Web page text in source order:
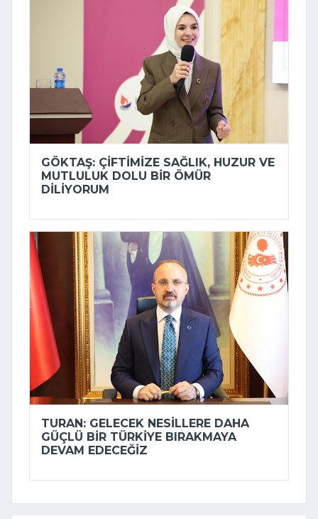
GÖKTAŞ: ÇIFTIMIZE SAĞLIK, HUZUR VE
MUTLULUK DOLU BIR ÖMÜR
DILIYORUM
TURAN: GELECEK NESILLERE DAHA
GÜÇLÜ BIR TÜRKIYE BIRAKMAYA
DEVAM EDECEĞIZ